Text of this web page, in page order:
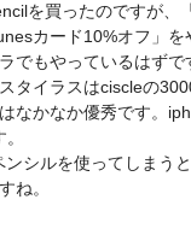
を買ったのですが、
カード10%オフ」を
でもやっているはずで
タイラスはciscleの
なかなか優秀です。
シルを使ってしまう
ね。